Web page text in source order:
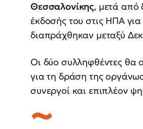
Θεσσαλονίκης, μετά από
έκδοσής του στις ΗΠΑ
διαπράχθηκαν μεταξύ
Οι δύο συλληφθέντες θα
για τη δράση της
συνεργοί και επιπλέον